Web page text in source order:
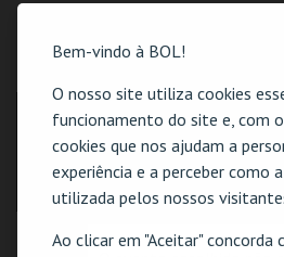
Bem-vindo à BOL!
O nosso site utiliza cookies
funcionamento do site e, com
cookies que nos ajudam a
experiência e a perceber como
utilizada pelos nossos
Ao clicar em "Aceitar" concorda
MORADA
Rua Henrique Santana, nº 15, Loja A
2730-231 Barcarena